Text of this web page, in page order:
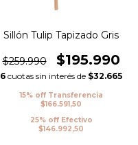
Sillón Tulip Tapizado Gris
$259.990 $195.990
6 cuotas sin interés de $32.665
15% off Transferencia
$166.591,50
25% off Efectivo
$146.992,50